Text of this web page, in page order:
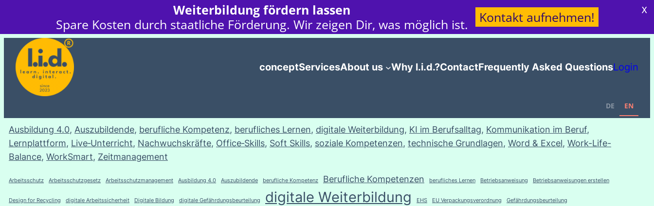
conceptServicesAbout us Why l.i.d.?ContactFrequently Asked QuestionsLogin
DE EN
Ausbildung 4.0, Auszubildende, berufliche Kompetenz, berufliches Lernen, digitale Weiterbildung, KI im Berufsalltag, Kommunikation im Beruf
Lernplattform, Live‑Unterricht, Nachwuchskräfte, Office‑Skills, Soft Skills, soziale Kompetenzen, technische Grundlagen, Word & Excel, Work-Life-
Balance, WorkSmart, Zeitmanagement
Arbeitsschutz Arbeitsschutzgesetz Arbeitsschutzmanagement Ausbildung 4.0 Auszubildende berufliche Kompetenz Berufliche Kompetenzen berufliches Lernen Betriebsanweisung Betriebsanweisungen erstellen
Design for Recycling digitale Arbeitssicherheit Digitale Bildung digitale Gefährdungsbeurteilung digitale Weiterbildung EHS EU Verpackungsverordnung Gefährdungsbeurteilung
Weiterbildung fördern lassen
Spare Kosten durch staatliche Förderung. Wir zeigen Dir, was möglich ist.
Kontakt aufnehmen! X